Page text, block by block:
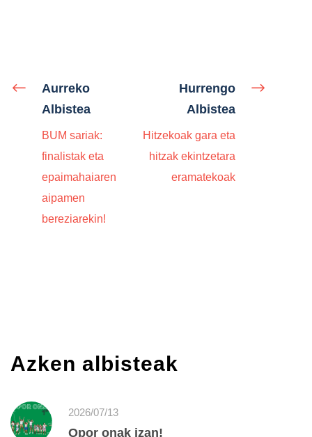
Aurreko
Albistea
BUM sariak:
finalistak eta
epaimahaiaren
aipamen
bereziarekin!
Hurrengo
Albistea
Hitzekoak gara eta
hitzak ekintzetara
eramatekoak
Azken albisteak
2026/07/13
Opor onak izan!